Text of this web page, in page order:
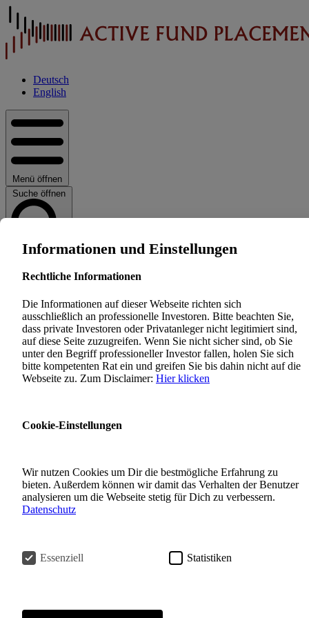
Deutsch
English
Menü öffnen
Suche öffnen
Home
Meet The Manager: 1-1 mit Brock Milton Capital
Informationen und Einstellungen
Rechtliche Informationen
Die Informationen auf dieser Webseite richten sich
ausschließlich an professionelle Investoren. Bitte beachten Sie,
dass private Investoren oder Privatanleger nicht legitimiert sind,
auf diese Seite zuzugreifen. Wenn Sie nicht sicher sind, ob Sie
unter den Begriff professioneller Investor fallen, holen Sie sich
bitte kompetenten Rat ein und greifen Sie bis dahin nicht auf die
Webseite zu. Zum Disclaimer: Hier klicken
Cookie-Einstellungen
Wir nutzen Cookies um Dir die bestmögliche Erfahrung zu
bieten. Außerdem können wir damit das Verhalten der Benutzer
analysieren um die Webseite stetig für Dich zu verbessern.
Datenschutz
Essenziell Statistiken